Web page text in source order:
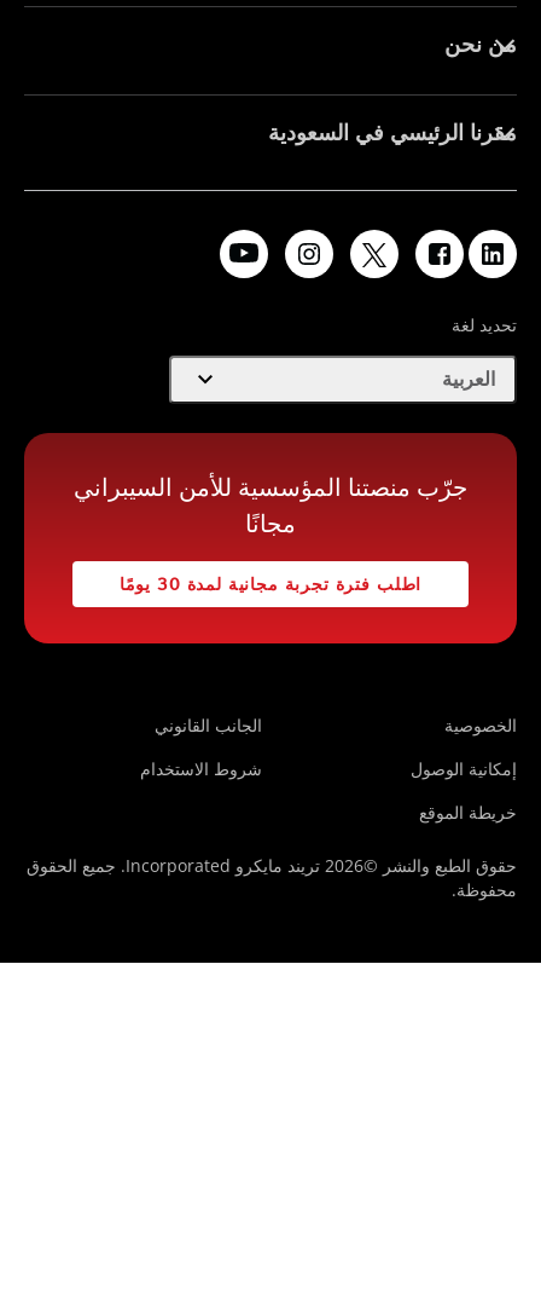
نحن
الرئيسي في السعودية
لغة
العربية
جرّب منصتنا المؤسسية للأمن السيبراني
مجانًا
اطلب فترة تجربة مجانية لمدة 30 يومًا
الجانب القانوني
الوصول
شروط الاستخدام
الموقع
حقوق الطبع والنشر ©2026 تريند مايكرو Incorporated. جميع الحقوق